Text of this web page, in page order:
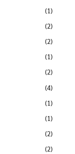
(1)
(2)
(2)
(1)
(2)
(4)
(1)
(1)
(2)
(2)